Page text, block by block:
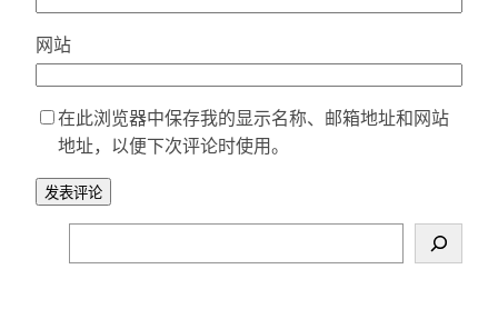
网站
在此浏览器中保存我的显示名称、邮箱地址和网站
地址，以便下次评论时使用。
e